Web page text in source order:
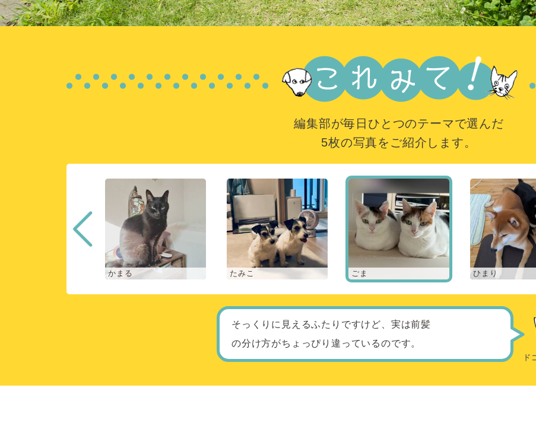
編集部が毎日ひとつのテーマで選んだ
5枚の写真をご紹介します。
かまる たみこ ごま ひまり
そっくりに見えるふたりですけど、実は前髪
の分け方がちょっぴり違っているのです。